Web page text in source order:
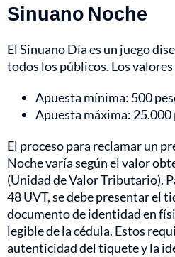
Sinuano Noche
El Sinuano Día es un juego
todos los públicos. Los
Apuesta mínima: 500
Apuesta máxima: 25.000
El proceso para reclamar un
Noche varía según el valor
(Unidad de Valor Tributario).
48 UVT, se debe presentar el
documento de identidad en
legible de la cédula. Estos
autenticidad del tiquete y la